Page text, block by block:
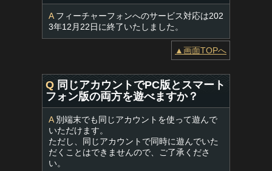
Aフィーチャーフォンへのサービス対応は202
3年12月22日に終了いたしました。
▲画面TOPへ
Q 同じアカウントでPC版とスマート
フォン版の両方を遊べますか？
A別端末でも同じアカウントを使って遊んで
いただけます。
ただし、同じアカウントで同時に遊んでいた
だくことはできませんので、ご了承くださ
い。